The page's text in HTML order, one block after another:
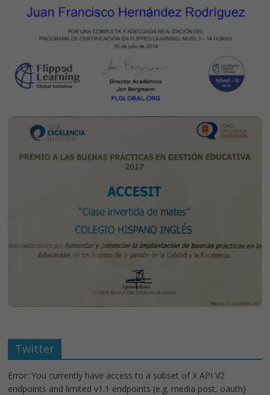
Twitter
Error: You currently have access to a subset of X API V2
endpoints and limited v1.1 endpoints (e.g. media post, oauth)